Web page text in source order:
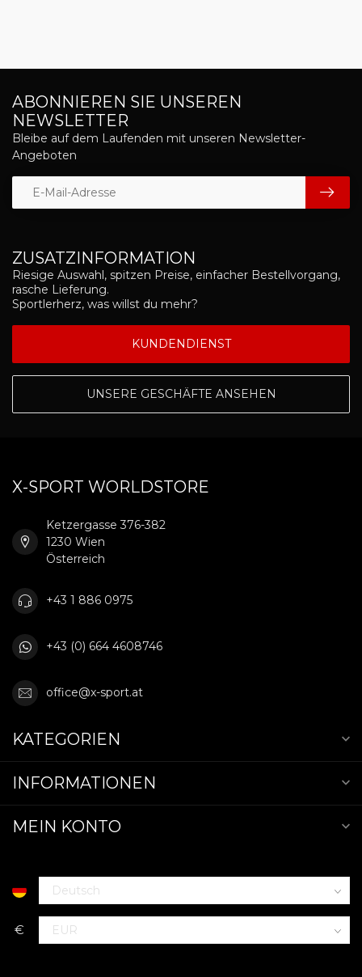
ZUSATZINFORMATION
Riesige Auswahl, spitzen Preise, einfacher Bestellvorgang,
rasche Lieferung.
Sportlerherz, was willst du mehr?
KUNDENDIENST
UNSERE GESCHÄFTE ANSEHEN
ABONNIEREN SIE UNSEREN
NEWSLETTER
Bleibe auf dem Laufenden mit unseren Newsletter-
Angeboten
X-SPORT WORLDSTORE
Ketzergasse 376-382
1230 Wien
Österreich
+43 1 886 0975
+43 (0) 664 4608746
office@x-sport.at
KATEGORIEN
INFORMATIONEN
MEIN KONTO
€